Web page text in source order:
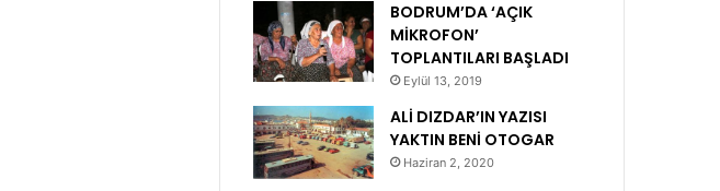
BODRUM’DA ‘AÇIK
MİKROFON’
TOPLANTILARI BAŞLADI
Eylül 13, 2019
ALİ DIZDAR’IN YAZISI
YAKTIN BENİ OTOGAR
Haziran 2, 2020